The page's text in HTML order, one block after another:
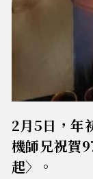
2月5日，年
機師兄祝賀
起〉。